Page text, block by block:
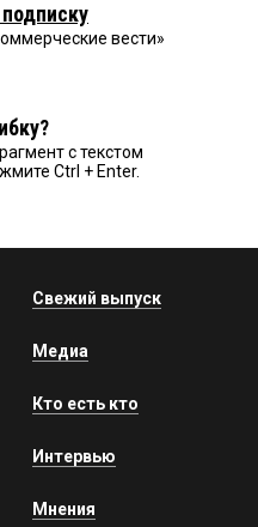
вести»
с текстом
Ctrl + Enter.
Свежий выпуск
Медиа
Кто есть кто
Интервью
Мнения